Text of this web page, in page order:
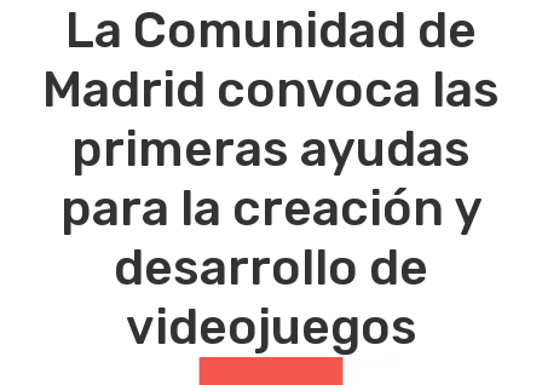
La Comunidad de
Madrid convoca las
primeras ayudas
para la creación y
desarrollo de
videojuegos